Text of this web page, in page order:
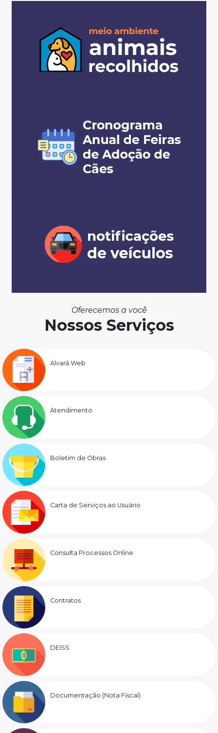
Oferecemos a você
Nossos Serviços
Alvará Web
Atendimento
Boletim de Obras
Carta de Serviços ao Usuário
Consulta Processos Online
Contratos
DEISS
Documentação (Nota Fiscal)